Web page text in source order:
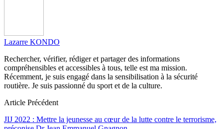
Lazarre KONDO
Rechercher, vérifier, rédiger et partager des informations
compréhensibles et accessibles à tous, telle est ma mission.
Récemment, je suis engagé dans la sensibilisation à la sécurité
routière. Je suis passionné du sport et de la culture.
Article Précédent
JIJ 2022 : Mettre la jeunesse au cœur de la lutte contre le terrorisme,